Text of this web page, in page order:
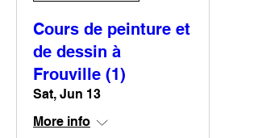
Cours de peinture et
de dessin à
Frouville (1)
Sat, Jun 13
More info